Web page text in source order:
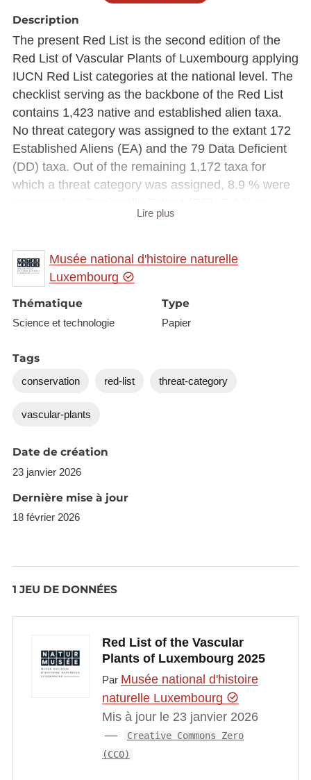
Description
The present Red List is the second edition of the
Red List of Vascular Plants of Luxembourg applying
IUCN Red List categories at the national level. The
checklist serving as the backbone of the Red List
contains 1,423 native and established alien taxa.
No threat category was assigned to the extant 172
Established Aliens (EA) and the 79 Data Deficient
(DD) taxa. Out of the remaining 1,172 taxa for
which a threat category was assigned, 8.9 % were
Critically Endangered (CR), 13.8 % as Endangered
Near Threatened (NT). In comparison to the
previous Red List of Vascular Plants published in
+ EN + VU) in Luxembourg from 30.4 % to 35.2 %.
Lire plus
Musée national d'histoire naturelle
Luxembourg
Thématique
Science et technologie
Type
Papier
Tags
conservation red-list threat-category
vascular-plants
Date de création
23 janvier 2026
Dernière mise à jour
18 février 2026
1 JEU DE DONNÉES
Red List of the Vascular
Plants of Luxembourg 2025
Par Musée national d'histoire
naturelle Luxembourg
Mis à jour le 23 janvier 2026
Creative Commons Zero
(CC0)